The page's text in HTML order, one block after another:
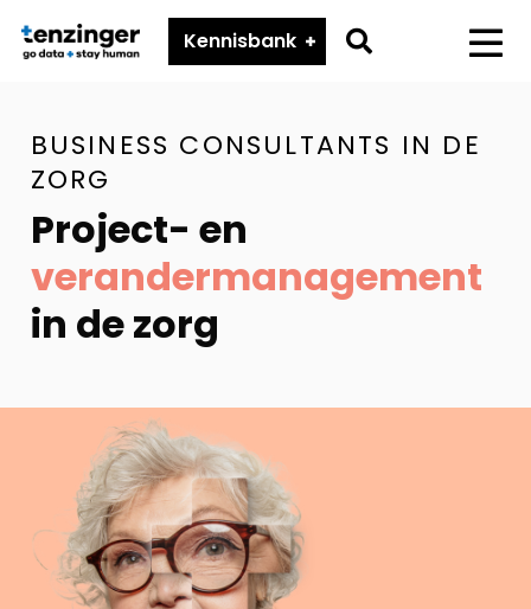
Tenzinger
Kennisbank
Go
page
BUSINESS CONSULTANTS IN DE
ZORG
Project- en
verandermanagement
in de zorg